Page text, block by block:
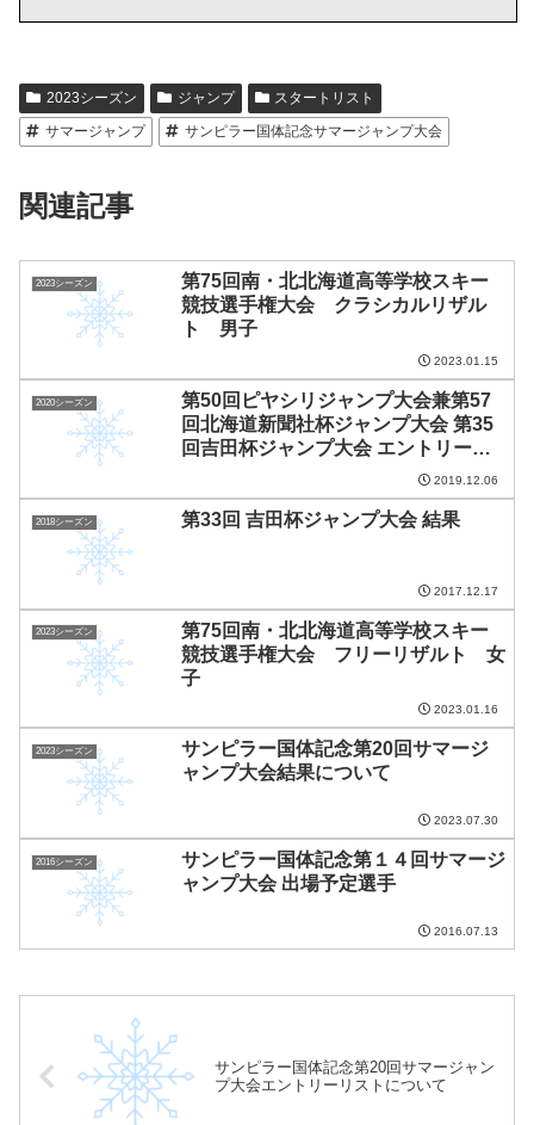
2023シーズン ジャンプ
スタートリスト
サマージャンプ
サンピラー国体記念サマージャンプ大会
関連記事
2023シーズン
第75回南・北北海道高等学校スキー
競技選手権大会 クラシカルリザル
ト 男子
2023.01.15
2020シーズン
第50回ピヤシリジャンプ大会兼第57
回北海道新聞社杯ジャンプ大会 第35
回吉田杯ジャンプ大会 エントリーリ
2019.12.06
2018シーズン 第33回 吉田杯ジャンプ大会 結果
2017.12.17
2023シーズン
第75回南・北北海道高等学校スキー
競技選手権大会 フリーリザルト 女
子
2023.01.16
2023シーズン
サンピラー国体記念第20回サマージ
ャンプ大会結果について
2023.07.30
2016シーズン
サンピラー国体記念第１４回サマージ
ャンプ大会 出場予定選手
2016.07.13
サンピラー国体記念第20回サマージャン
プ大会エントリーリストについて